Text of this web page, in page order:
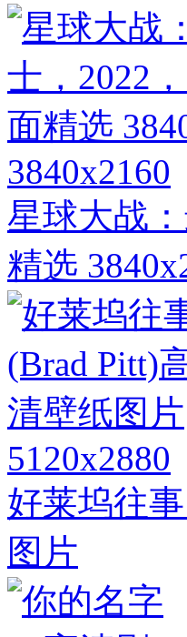
3840x2160
星球大战
精选
5120x2880
好莱坞往
图片